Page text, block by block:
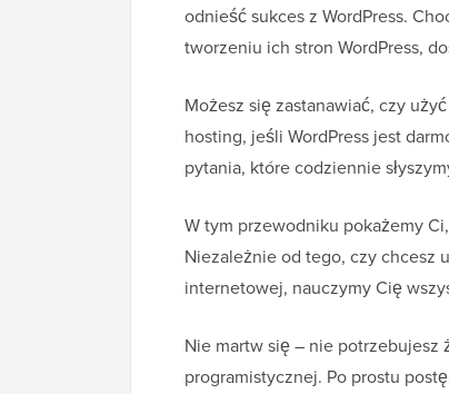
odnieść sukces z WordPress.
tworzeniu ich stron WordPress,
Możesz się zastanawiać, czy
hosting, jeśli WordPress jest
pytania, które codziennie
W tym przewodniku pokażemy
Niezależnie od tego, czy chcesz
internetowej, nauczymy Cię
Nie martw się – nie
programistycznej. Po prostu